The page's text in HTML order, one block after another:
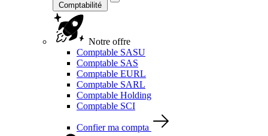
Comptabilité
Notre offre
Comptable SASU
Comptable SAS
Comptable EURL
Comptable SARL
Comptable Holding
Comptable SCI
Confier ma compta